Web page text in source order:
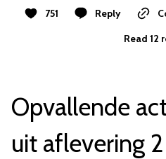
751 Reply
Read 12
Opvallende
uit aflevering 2